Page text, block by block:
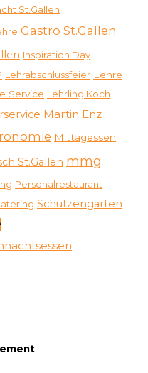
St.Gallen
Gastro St.Gallen
Inspiration Day
Lehrabschlussfeier Lehre
Service Lehrling Koch
Martin Enz
Mittagessen
St.Gallen mmg
Personalrestaurant
Schützengarten